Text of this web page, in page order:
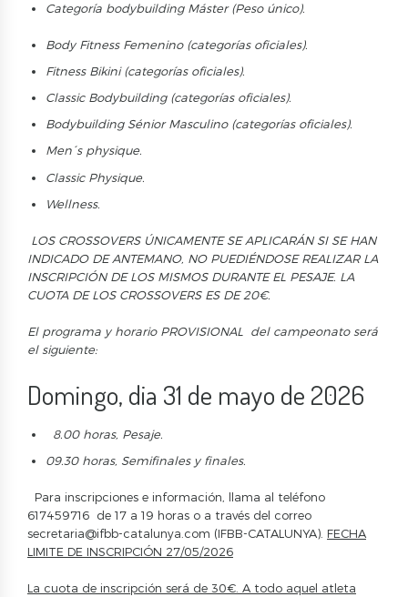
Categoría bodybuildingMáster(Peso único).
Body Fitness Femenino (categorías oficiales).
Fitness Bikini(categoríasoficiales).
Classic Bodybuilding (categoríasoficiales).
BodybuildingSénior Masculino (categoríasoficiales).
Men´s physique.
Classic Physique.
Wellness.
LOS CROSSOVERS ÚNICAMENTE SE APLICARÁN SI SE HAN
INDICADO DE ANTEMANO, NO PUEDIÉNDOSE REALIZAR LA
INSCRIPCIÓN DE LOS MISMOS DURANTE EL PESAJE. LA
CUOTA DE LOS CROSSOVERS ES DE 20€.
Elprograma y horario PROVISIONAL delcampeonato será
elsiguiente:
Domingo, dia 31 de mayo de 2026
8.00horas, Pesaje.
09.30horas, Semifinalesyfinales.
Para inscripciones e información, llama al teléfono
617459716 de 17 a 19 horas o a través del correo
secretaria@ifbb-catalunya.com (IFBB-CATALUNYA). FECHA
LIMITE DE INSCRIPCIÓN 27/05/2026
La cuota de inscripción será de 30€. A todo aquel atleta